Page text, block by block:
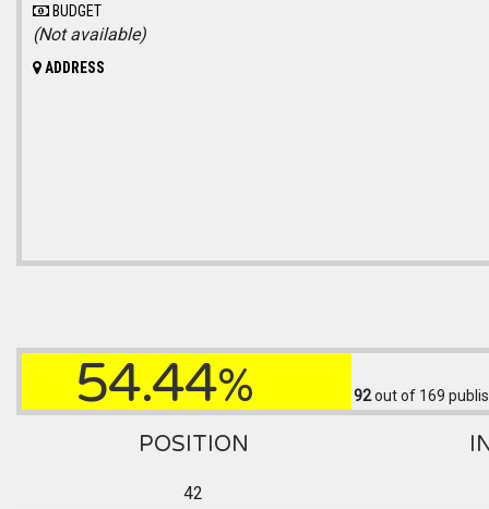
BUDGET
(Not available)
ADDRESS
54.44% 92out of 169
POSITION
42